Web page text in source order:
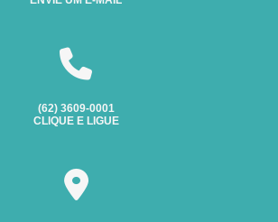
(62) 3609-0001
CLIQUE E LIGUE